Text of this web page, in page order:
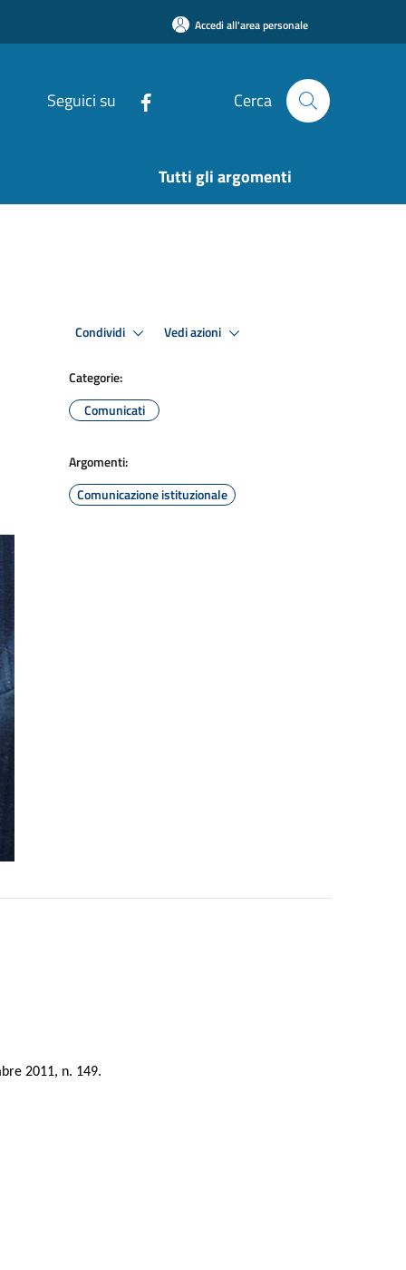
Accedi all'area personale
Seguici su Cerca
Tutti gli argomenti
Condividi Vedi azioni
Categorie:
Comunicati
Argomenti:
Comunicazione istituzionale
2011, n. 149.